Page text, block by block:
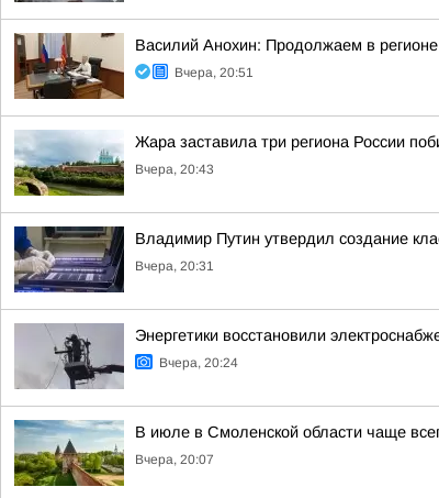
Василий Анохин: Продолжаем в
Вчера, 20:51
Жара заставила три региона России
Вчера, 20:43
Владимир Путин утвердил создание
Вчера, 20:31
Энергетики восстановили
Вчера, 20:24
В июле в Смоленской области чаще
Вчера, 20:07